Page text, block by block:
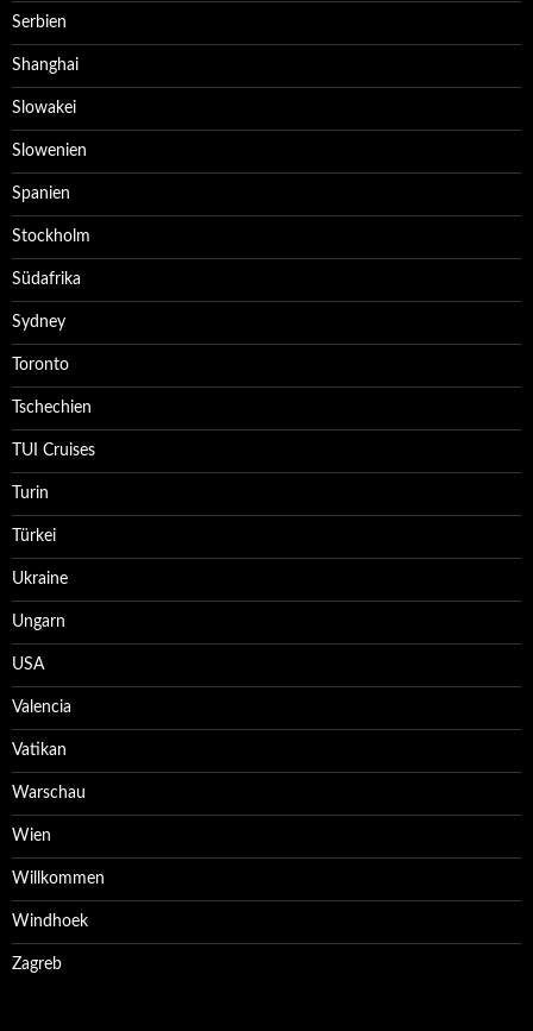
Serbien
Shanghai
Slowakei
Slowenien
Spanien
Stockholm
Südafrika
Sydney
Toronto
Tschechien
TUI Cruises
Turin
Türkei
Ukraine
Ungarn
USA
Valencia
Vatikan
Warschau
Wien
Willkommen
Windhoek
Zagreb